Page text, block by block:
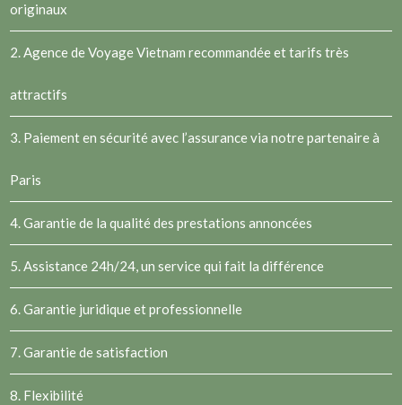
originaux
2.Agence de Voyage Vietnam recommandée et tarifs très
attractifs
3. Paiement en sécurité avec l’assurance via notre partenaire à
Paris
4. Garantie de la qualité des prestations annoncées
5. Assistance 24h/24, un service qui fait la différence
6. Garantie juridique et professionnelle
7. Garantie de satisfaction
8. Flexibilité